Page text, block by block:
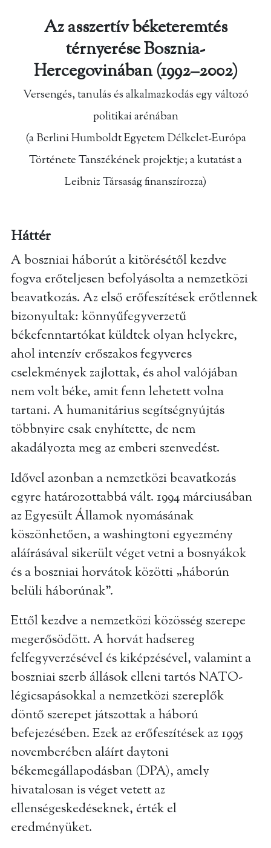
Az asszertív béketeremtés
térnyerése Bosznia-
Hercegovinában (1992–2002)
Versengés, tanulás és alkalmazkodás egy változó
politikai arénában
(a Berlini Humboldt Egyetem Délkelet-Európa
Története Tanszékének projektje; a kutatást a
Leibniz Társaság finanszírozza)
Háttér
A boszniai háborút a kitörésétől kezdve
fogva erőteljesen befolyásolta a nemzetközi
beavatkozás. Az első erőfeszítések erőtlennek
bizonyultak: könnyűfegyverzetű
békefenntartókat küldtek olyan helyekre,
ahol intenzív erőszakos fegyveres
cselekmények zajlottak, és ahol valójában
nem volt béke, amit fenn lehetett volna
tartani. A humanitárius segítségnyújtás
többnyire csak enyhítette, de nem
akadályozta meg az emberi szenvedést.
Idővel azonban a nemzetközi beavatkozás
egyre határozottabbá vált. 1994 márciusában
az Egyesült Államok nyomásának
köszönhetően, a washingtoni egyezmény
aláírásával sikerült véget vetni a bosnyákok
és a boszniai horvátok közötti „háborún
belüli háborúnak”.
Ettől kezdve a nemzetközi közösség szerepe
megerősödött. A horvát hadsereg
felfegyverzésével és kiképzésével, valamint a
boszniai szerb állások elleni tartós NATO-
légicsapásokkal a nemzetközi szereplők
döntő szerepet játszottak a háború
befejezésében. Ezek az erőfeszítések az 1995
novemberében aláírt daytoni
békemegállapodásban (DPA), amely
hivatalosan is véget vetett az
ellenségeskedéseknek, érték el
eredményüket.